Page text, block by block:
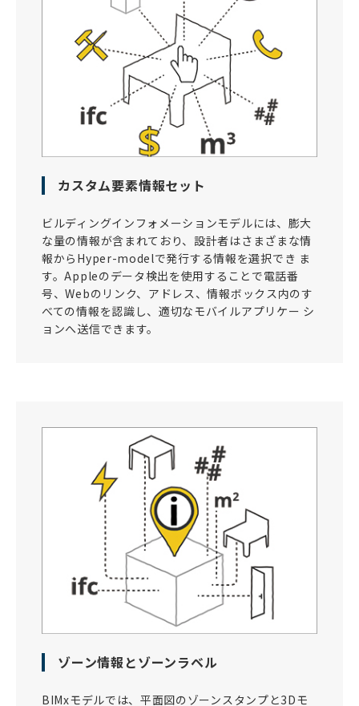
カスタム要素情報セット
ビルディングインフォメーションモデルには、膨大
な量の情報が含まれており、設計者はさまざまな情
報からHyper-modelで発行する情報を選択でき ま
す。Appleのデータ検出を使用することで電話番
号、Webのリンク、アドレス、情報ボックス内のす
べての情報を認識し、適切なモバイルアプリケー シ
ョンへ送信できます。
ゾーン情報とゾーンラベル
BIMxモデルでは、平面図のゾーンスタンプと3Dモ